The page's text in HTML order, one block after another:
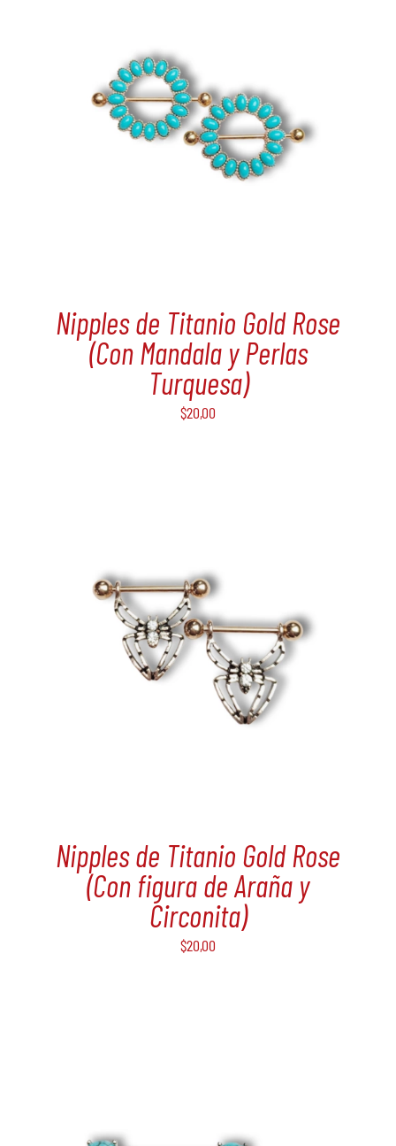
Nipples de Titanio Gold Rose
(Con Mandala y Perlas
Turquesa)
$20,00
Nipples de Titanio Gold Rose
(Con figura de Araña y
Circonita)
$20,00